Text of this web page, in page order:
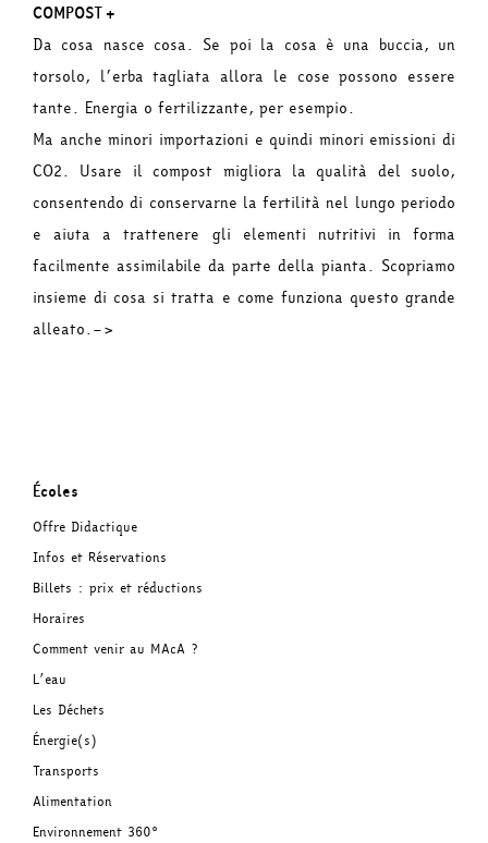
COMPOST+
Da cosa nasce cosa. Se poi la cosa è una buccia, un
torsolo, l’erba tagliata allora le cose possono essere
tante. Energia o fertilizzante, per esempio.
Ma anche minori importazioni e quindi minori emissioni di
CO2. Usare il compost migliora la qualità del suolo,
consentendo di conservarne la fertilità nel lungo periodo
e aiuta a trattenere gli elementi nutritivi in forma
facilmente assimilabile da parte della pianta. Scopriamo
insieme di cosa si tratta e come funziona questo grande
alleato.–>
Écoles
Offre Didactique
Infos et Réservations
Billets : prix et réductions
Horaires
Comment venir au MAcA ?
L’eau
Les Déchets
Énergie(s)
Transports
Alimentation
Environnement 360°